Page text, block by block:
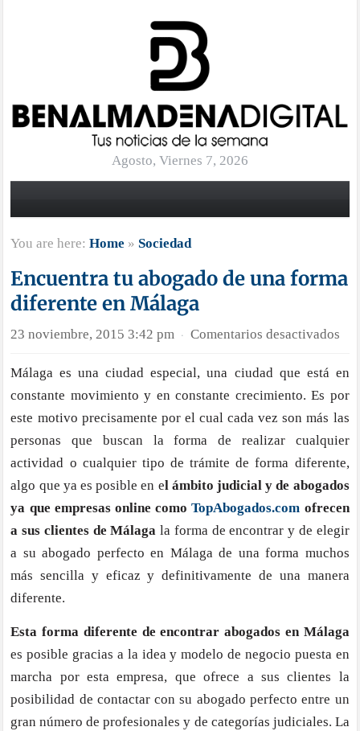
Agosto, Viernes 7, 2026
You are here:Home »Sociedad
Encuentra tu abogado de una forma
diferente en Málaga
23 noviembre, 2015 3:42 pm · Comentarios desactivados
tu
de
una
Málaga es una ciudad especial, una ciudad que está en
constante movimiento y en constante crecimiento. Es por
este motivo precisamente por el cual cada vez son más las
personas que buscan la forma de realizar cualquier
actividad o cualquier tipo de trámite de forma diferente,
algo que ya es posible en el ámbito judicial y de abogados
ya que empresas online comoTopAbogados.com ofrecen
a sus clientes de Málagala forma de encontrar y de elegir
a su abogado perfecto en Málaga de una forma muchos
más sencilla y eficaz y definitivamente de una manera
diferente.
Esta forma diferente de encontrar abogados en Málaga
es posible gracias a la idea y modelo de negocio puesta en
marcha por esta empresa, que ofrece a sus clientes la
posibilidad de contactar con su abogado perfecto entre un
gran número de profesionales y de categorías judiciales. La